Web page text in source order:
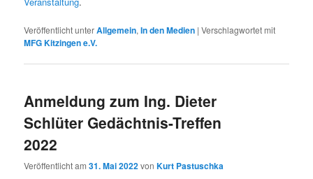
Veröffentlicht unterAllgemein,In den Medien |Verschlagwortet mit
MFG Kitzingen e.V.
Anmeldung zum Ing. Dieter
Schlüter Gedächtnis-Treffen
2022
Veröffentlicht am31. Mai 2022vonKurt Pastuschka